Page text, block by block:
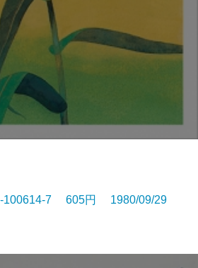
100614-7 605円 1980/09/29